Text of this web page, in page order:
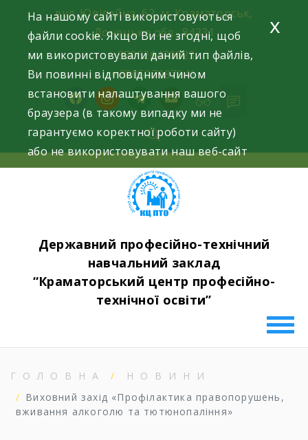
content
вул. Ювілейна, 62, м. Краматорськ,
Донецька обл., 84331
+380626470023,
+380507087941
facebookinstagramtelegram
mail
Державний професійно-технічний
навчальний заклад
“Краматорський центр професійно-
технічної освіти”
ГОЛОВНА
НОВИНИ
Виховний захід «Профілактика правопорушень,
вживання алкоголю та тютюнопаління»
На нашому сайті використовуються
файли cookie. Якщо Ви не згодні, щоб
ми використовували даний тип файлів,
Ви повинні відповідним чином
встановити налаштування вашого
браузера (в такому випадку ми не
гарантуємо коректної роботи сайту)
або не використовувати наш веб-сайт
x